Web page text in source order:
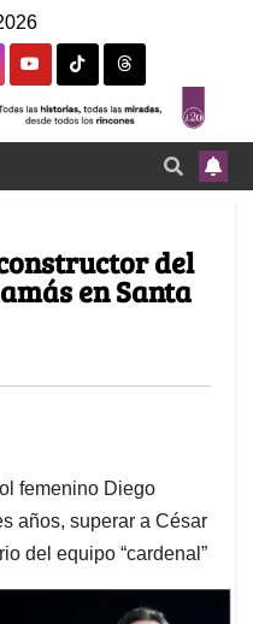
del
en Santa
femenino Diego
años, superar a César
del equipo “cardenal”